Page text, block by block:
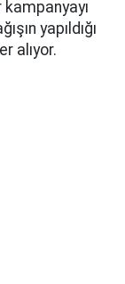
yapıldığı
alıyor.